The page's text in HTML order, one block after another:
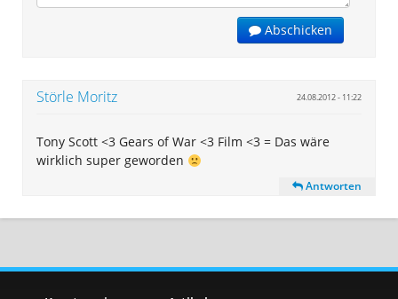
Abschicken
Störle Moritz 24.08.2012 - 11:22
Tony Scott <3 Gears of War <3 Film <3 = Das wäre
wirklich super geworden
Antworten